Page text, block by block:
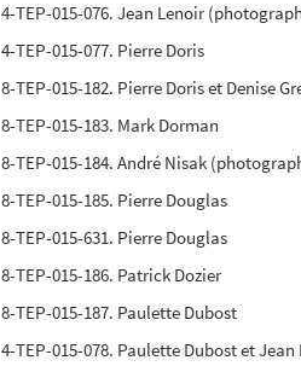
4-TEP-015-076. Jean Lenoir
4-TEP-015-077. Pierre Doris
8-TEP-015-182. Pierre Doris et Denise
8-TEP-015-183. Mark Dorman
8-TEP-015-184. André Nisak
8-TEP-015-185. Pierre Douglas
8-TEP-015-631. Pierre Douglas
8-TEP-015-186. Patrick Dozier
8-TEP-015-187. Paulette Dubost
4-TEP-015-078. Paulette Dubost et Jean